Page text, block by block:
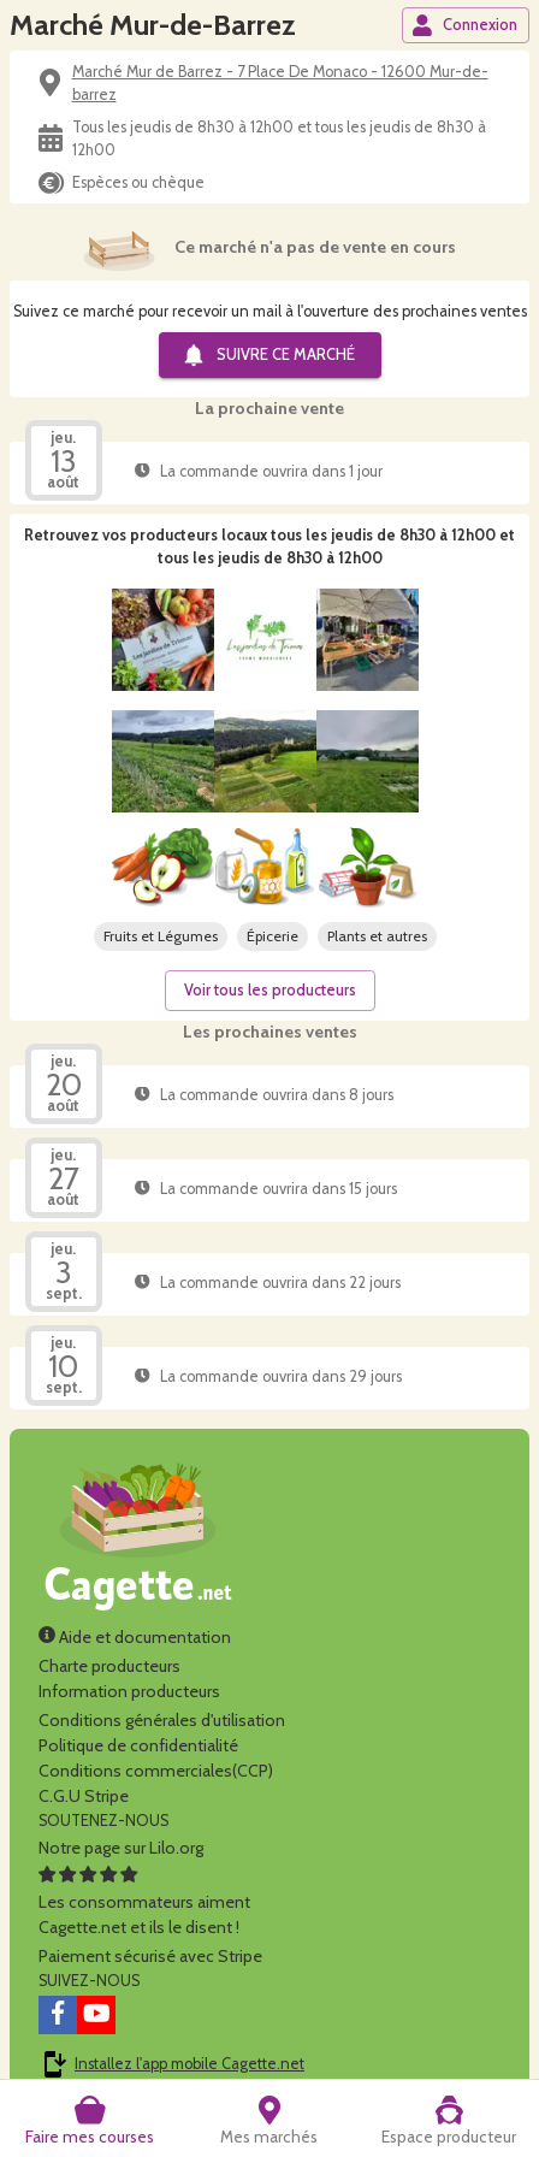
Faire mes courses Mes marchés Espace producteur
Marché Mur-de-Barrez Connexion
Marché Mur de Barrez - 7 Place De Monaco - 12600 Mur-de-
barrez
Tous les jeudis de 8h30 à 12h00 et tous les jeudis de 8h30 à
12h00
Espèces ou chèque
Suivez ce marché pour recevoir un mail à l'ouverture des prochaines ventes
SUIVRE CE MARCHÉ
Ce marché n'a pas de vente en cours
La prochaine vente
jeu.
13
août
La commande ouvrira dans 1 jour
Les prochaines ventes
jeu.
20
août
La commande ouvrira dans 8 jours
jeu.
27
août
La commande ouvrira dans 15 jours
jeu.
3
sept.
La commande ouvrira dans 22 jours
jeu.
10
sept.
La commande ouvrira dans 29 jours
Retrouvez vos producteurs locaux tous les jeudis de 8h30 à 12h00 et
tous les jeudis de 8h30 à 12h00
Fruits et Légumes Épicerie Plants et autres
Voir tous les producteurs
Aide et documentation
Charte producteurs
Information producteurs
Conditions générales d'utilisation
Politique de confidentialité
Conditions commerciales(CCP)
C.G.U Stripe
SOUTENEZ-NOUS
Notre page sur Lilo.org
Les consommateurs aiment
Cagette.net et ils le disent !
Paiement sécurisé avec Stripe
SUIVEZ-NOUS
Installez l'app mobile Cagette.net
Cagette.net est réalisé par la SCOP Alilo